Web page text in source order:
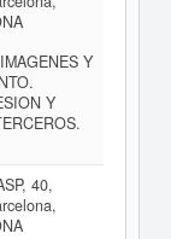
Y
Y
40,